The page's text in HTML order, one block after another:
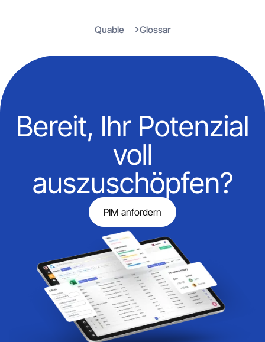
Quable Glossar
Bereit, Ihr Potenzial
voll
auszuschöpfen?
PIM anfordern